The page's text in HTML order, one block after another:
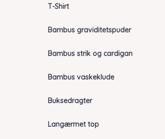
T-Shirt
Bambus graviditetspuder
Bambus strik og cardigan
Bambus vaskeklude
Buksedragter
Langærmet top